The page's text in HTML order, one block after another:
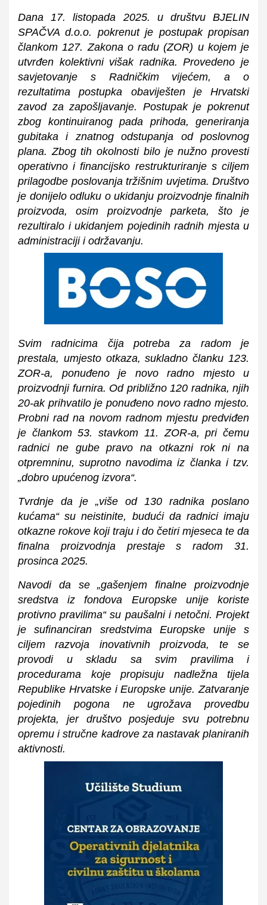
Dana 17. listopada 2025. u društvu BJELIN
SPAČVA d.o.o. pokrenut je postupak propisan
člankom 127. Zakona o radu (ZOR) u kojem je
utvrđen kolektivni višak radnika. Provedeno je
savjetovanje s Radničkim vijećem, a o
rezultatima postupka obaviješten je Hrvatski
zavod za zapošljavanje. Postupak je pokrenut
zbog kontinuiranog pada prihoda, generiranja
gubitaka i znatnog odstupanja od poslovnog
plana. Zbog tih okolnosti bilo je nužno provesti
operativno i financijsko restrukturiranje s ciljem
prilagodbe poslovanja tržišnim uvjetima. Društvo
je donijelo odluku o ukidanju proizvodnje finalnih
proizvoda, osim proizvodnje parketa, što je
rezultiralo i ukidanjem pojedinih radnih mjesta u
administraciji i održavanju.
Svim radnicima čija potreba za radom je
prestala, umjesto otkaza, sukladno članku 123.
ZOR-a, ponuđeno je novo radno mjesto u
proizvodnji furnira. Od približno 120 radnika, njih
20-ak prihvatilo je ponuđeno novo radno mjesto.
Probni rad na novom radnom mjestu predviđen
je člankom 53. stavkom 11. ZOR-a, pri čemu
radnici ne gube pravo na otkazni rok ni na
otpremninu, suprotno navodima iz članka i tzv.
„dobro upućenog izvora“.
Tvrdnje da je „više od 130 radnika poslano
kućama“ su neistinite, budući da radnici imaju
otkazne rokove koji traju i do četiri mjeseca te da
finalna proizvodnja prestaje s radom 31.
prosinca 2025.
Navodi da se „gašenjem finalne proizvodnje
sredstva iz fondova Europske unije koriste
protivno pravilima“ su paušalni i netočni. Projekt
je sufinanciran sredstvima Europske unije s
ciljem razvoja inovativnih proizvoda, te se
provodi u skladu sa svim pravilima i
procedurama koje propisuju nadležna tijela
Republike Hrvatske i Europske unije. Zatvaranje
pojedinih pogona ne ugrožava provedbu
projekta, jer društvo posjeduje svu potrebnu
opremu i stručne kadrove za nastavak planiranih
aktivnosti.